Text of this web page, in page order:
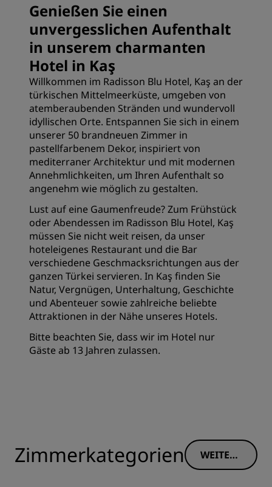
Genießen Sie einen
unvergesslichen Aufenthalt
in unserem charmanten
Hotel in Kaş
Willkommen im Radisson Blu Hotel, Kaş an der
türkischen Mittelmeerküste, umgeben von
atemberaubenden Stränden und wundervoll
idyllischen Orte. Entspannen Sie sich in einem
unserer 50 brandneuen Zimmer in
pastellfarbenem Dekor, inspiriert von
mediterraner Architektur und mit modernen
Annehmlichkeiten, um Ihren Aufenthalt so
angenehm wie möglich zu gestalten.
Lust auf eine Gaumenfreude? Zum Frühstück
oder Abendessen im Radisson Blu Hotel, Kaş
müssen Sie nicht weit reisen, da unser
hoteleigenes Restaurant und die Bar
verschiedene Geschmacksrichtungen aus der
ganzen Türkei servieren. In Kaş finden Sie
Natur, Vergnügen, Unterhaltung, Geschichte
und Abenteuer sowie zahlreiche beliebte
Attraktionen in der Nähe unseres Hotels.
Bitte beachten Sie, dass wir im Hotel nur
Gäste ab 13 Jahren zulassen.
Zimmerkategorien
WEITERE
INFORM